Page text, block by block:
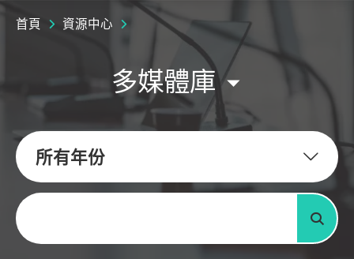
首頁 資源中心
多媒體庫
所有年份
關鍵字
搜尋